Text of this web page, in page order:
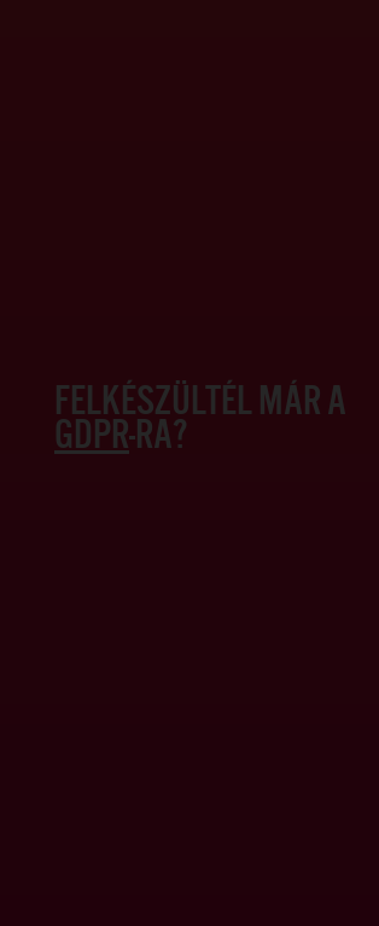
FELKÉSZÜLTÉL MÁR A
GDPR-RA?